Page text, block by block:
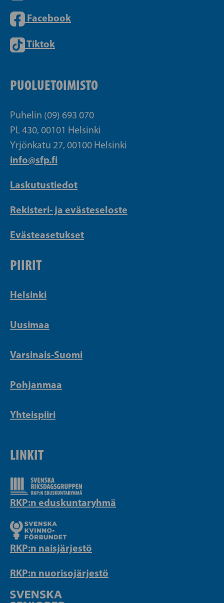
Facebook
Tiktok
PUOLUETOIMISTO
Puhelin (09) 693 070
PL 430, 00101 Helsinki
Yrjönkatu 27, 00100 Helsinki
info@sfp.fi
Laskutustiedot
Rekisteri- ja evästeseloste
Evästeasetukset
PIIRIT
Helsinki
Uusimaa
Varsinais-Suomi
Pohjanmaa
Yhteispiiri
LINKIT
RKP:n eduskuntaryhmä
RKP:n naisjärjestö
RKP:n nuorisojärjestö